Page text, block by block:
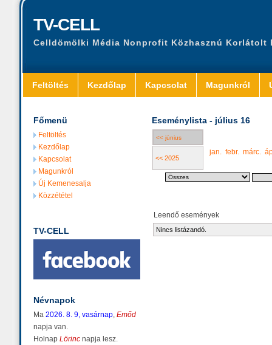
TV-CELL
Celldömölki Média Nonprofit Közhasznú Korlátolt
Feltöltés Kezdőlap Kapcsolat Magunkról
Főmenü
Feltöltés
Kezdőlap
Kapcsolat
Magunkról
Új Kemenesalja
Közzététel
TV-CELL
Névnapok
Ma 2026. 8. 9, vasárnap, Emőd
napja van.
Holnap Lörinc napja lesz.
Eseménylista - július 16
<< június
<< 2025
jan. febr. márc.
Leendő események
Nincs listázandó.